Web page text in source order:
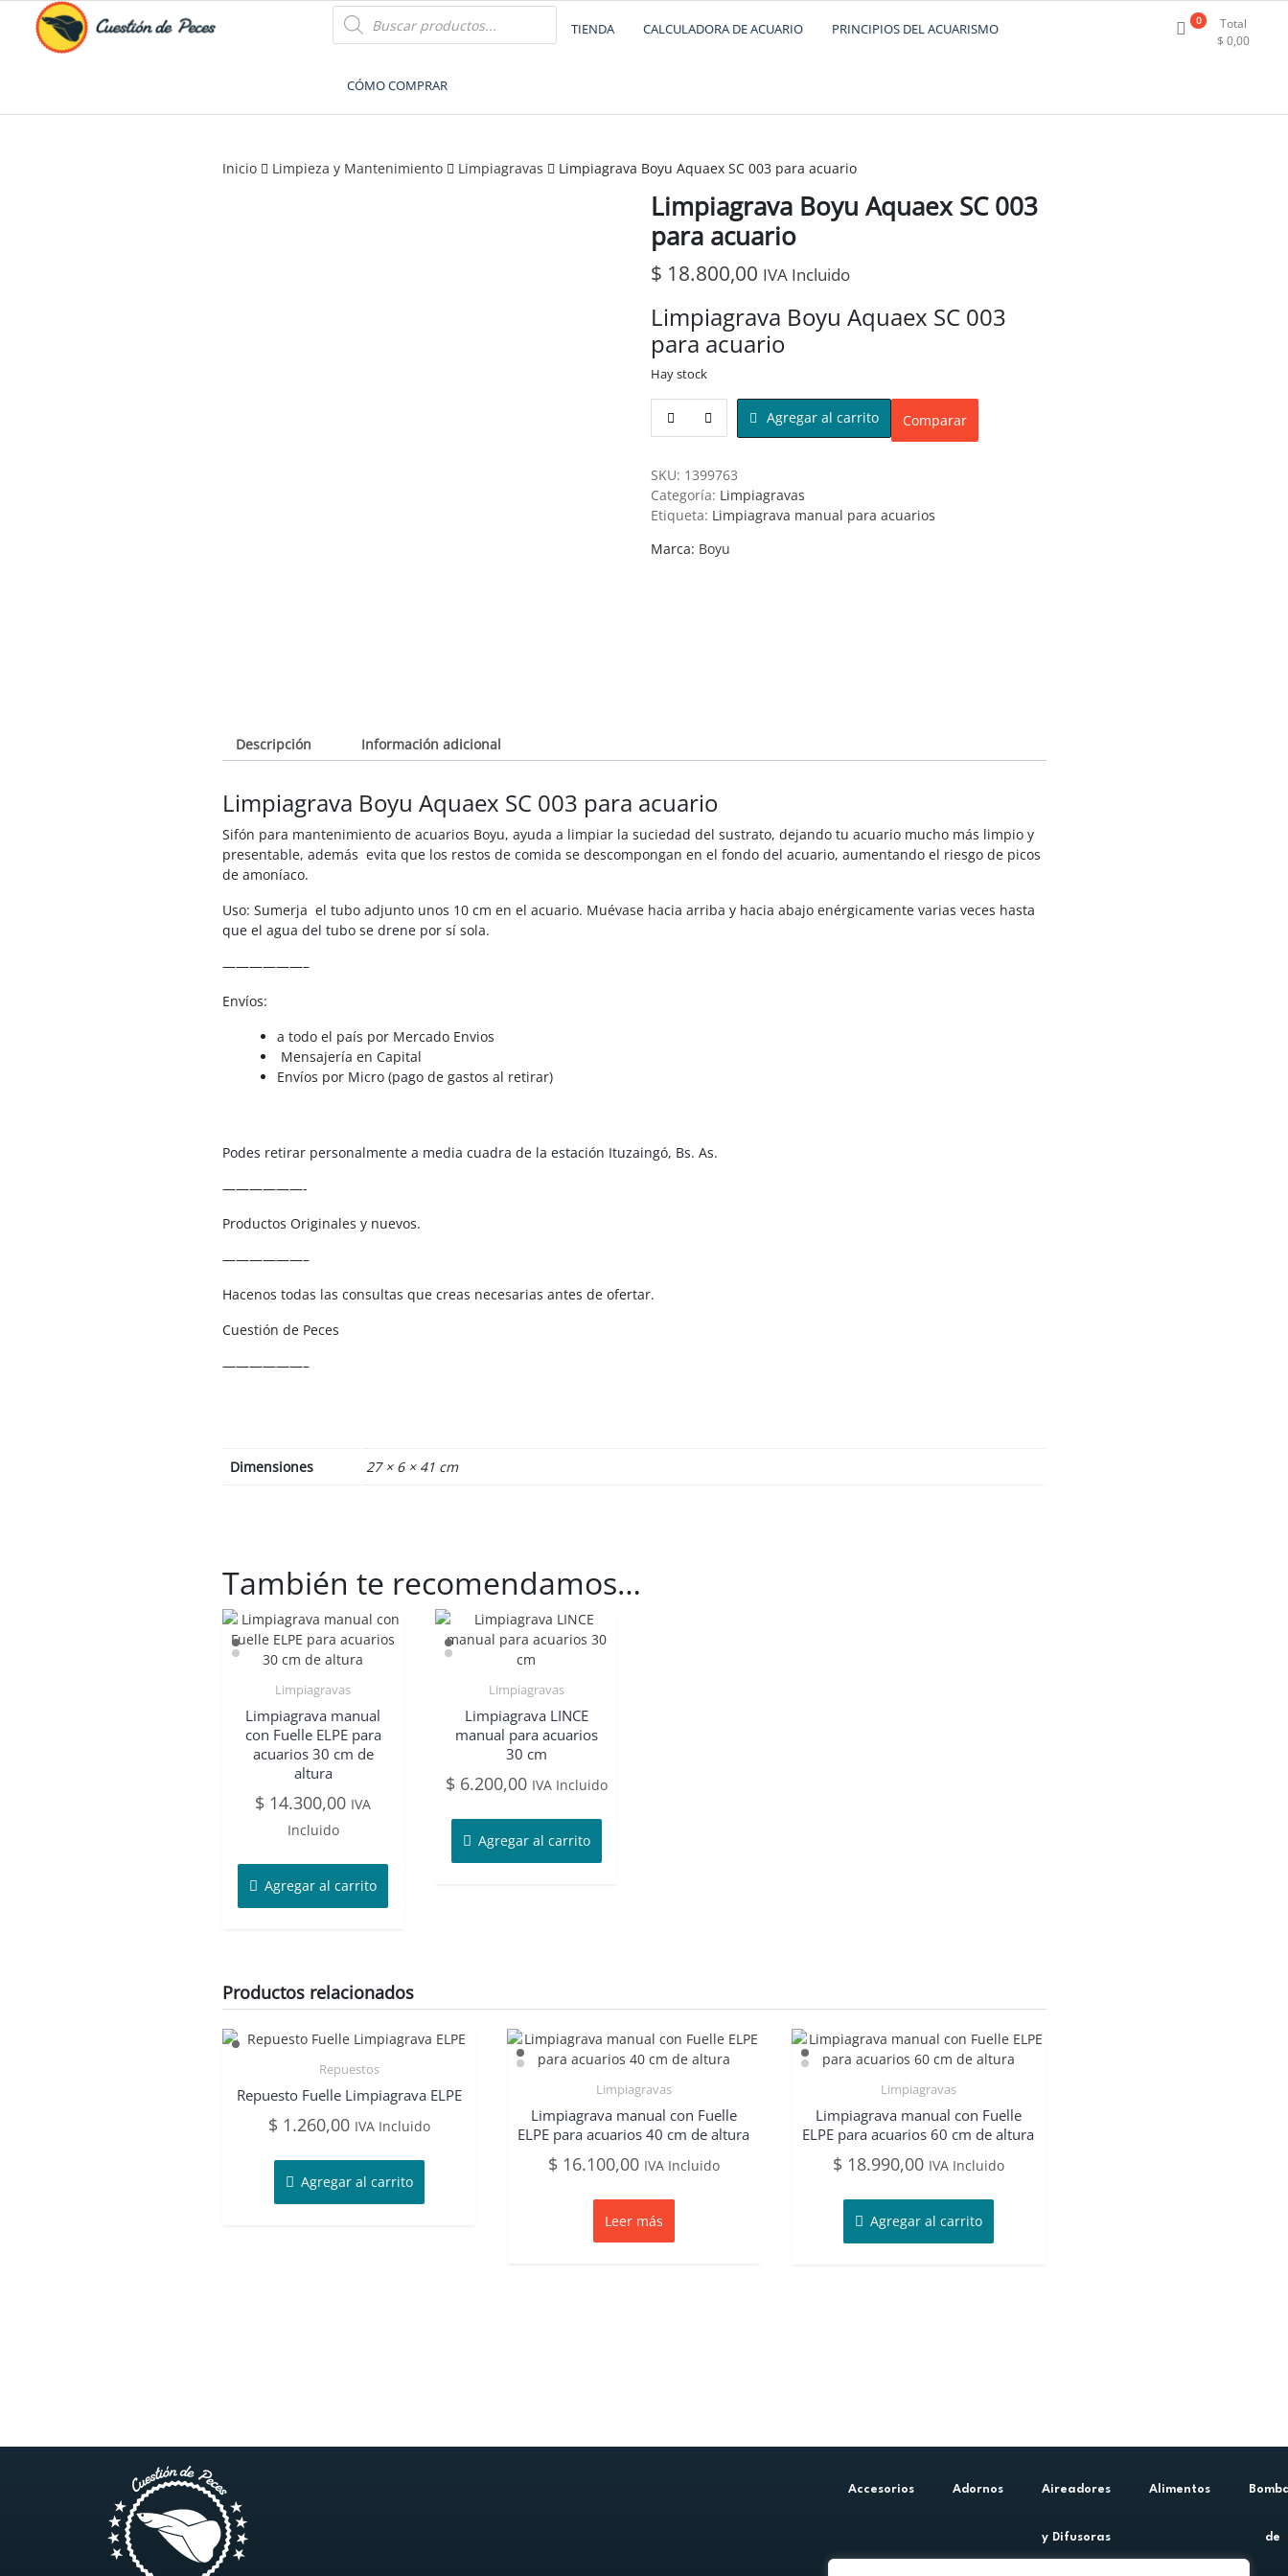
Aquarium Supplies
TIENDA CALCULADORA DE ACUARIO PRINCIPIOS DEL ACUARISMO
CÓMO COMPRAR
0
Total
$ 0,00
Inicio Limpieza y Mantenimiento Limpiagravas Limpiagrava Boyu Aquaex SC 003 para acuario
Limpiagrava Boyu Aquaex SC 003
para acuario
$ 18.800,00 IVA Incluido
Limpiagrava Boyu Aquaex SC 003
para acuario
Hay stock
Agregar al carrito Comparar
SKU: 1399763
Categoría: Limpiagravas
Etiqueta: Limpiagrava manual para acuarios
Marca: Boyu
Descripción Información adicional
Limpiagrava Boyu Aquaex SC 003 para acuario
Sifón para mantenimiento de acuarios Boyu, ayuda a limpiar la suciedad del sustrato, dejando tu acuario mucho más limpio y
presentable, además evita que los restos de comida se descompongan en el fondo del acuario, aumentando el riesgo de picos
de amoníaco.
Uso: Sumerja el tubo adjunto unos 10 cm en el acuario. Muévase hacia arriba y hacia abajo enérgicamente varias veces hasta
que el agua del tubo se drene por sí sola.
——————–
Envíos:
a todo el país por Mercado Envios
Mensajería en Capital
Envíos por Micro (pago de gastos al retirar)
Podes retirar personalmente a media cuadra de la estación Ituzaingó, Bs. As.
——————-
Productos Originales y nuevos.
——————–
Hacenos todas las consultas que creas necesarias antes de ofertar.
Cuestión de Peces
——————–
Dimensiones 27 × 6 × 41 cm
También te recomendamos…
Limpiagravas
Limpiagrava manual
con Fuelle ELPE para
acuarios 30 cm de
altura
$ 14.300,00 IVA
Incluido
Agregar al carrito
Limpiagravas
Limpiagrava LINCE
manual para acuarios
30 cm
$ 6.200,00 IVA Incluido
Agregar al carrito
Productos relacionados
Repuestos
Repuesto Fuelle Limpiagrava ELPE
$ 1.260,00 IVA Incluido
Agregar al carrito
Limpiagravas
Limpiagrava manual con Fuelle
ELPE para acuarios 40 cm de altura
$ 16.100,00 IVA Incluido
Leer más
Limpiagravas
Limpiagrava manual con Fuelle
ELPE para acuarios 60 cm de altura
$ 18.990,00 IVA Incluido
Agregar al carrito
Accesorios Adornos Aireadores
y Difusoras
Alimentos
de